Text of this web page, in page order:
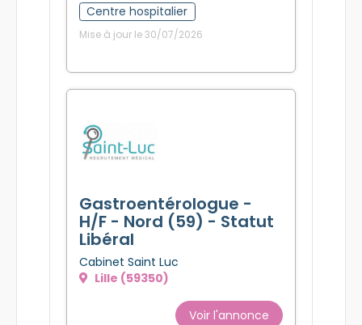
Centre hospitalier
Mise à jour le 30/07/2026
Gastroentérologue -
H/F - Nord (59) - Statut
Libéral
Cabinet Saint Luc
Lille (59350)
Voir l'annonce